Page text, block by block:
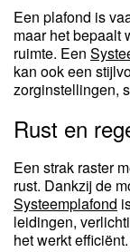
Een plafond is
maar het bepaalt
ruimte. Een
kan ook een
zorginstellingen,
Rust en
Een strak raster
rust. Dankzij de
Systeemplafond
leidingen,
het werkt efficiënt.